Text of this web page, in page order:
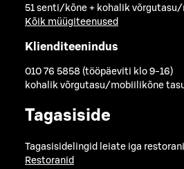
51 senti/kõne + kohalik
Kõik müügiteenused
Klienditeenindus
010 76 5858 (tööpäeviti klo 9-16)
kohalik võrgutasu/mobiilikõne
Tagasiside
Tagasisidelingid leiate iga
Restoranid